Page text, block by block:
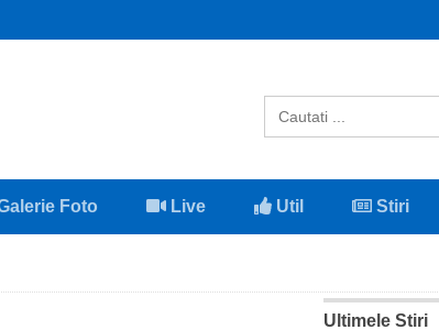
Foto Live Util Stiri
Ultimele Stiri